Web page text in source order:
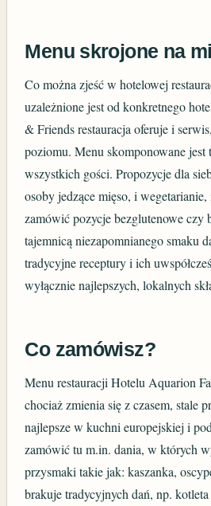
Menu skrojone na
Co można zjeść w hotelowej
uzależnione jest od konkretnego
& Friends restauracja oferuje i
poziomu. Menu skomponowane jest
wszystkich gości. Propozycje dla
osoby jedzące mięso, i
zamówić pozycje bezglutenowe czy
tajemnicą niezapomnianego smaku
tradycyjne receptury i ich
wyłącznie najlepszych, lokalnych
Co zamówisz?
Menu restauracji Hotelu Aquarion
chociaż zmienia się z czasem, stale
najlepsze w kuchni europejskiej i
zamówić tu m.in. dania, w których
przysmaki takie jak: kaszanka,
brakuje tradycyjnych dań, np.